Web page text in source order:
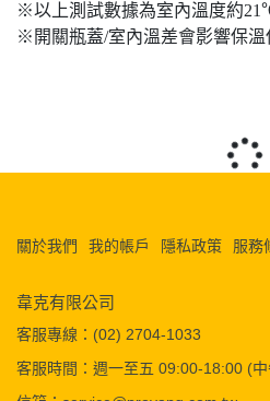
※以上測試數據為室內溫度約
※開關瓶蓋/室內溫差會影響保溫
關於我們 我的帳戶 隱私政策 服務
韋克有限公司
客服專線：(02) 2704-1033
客服時間：週一至五 09:00-18:00 (